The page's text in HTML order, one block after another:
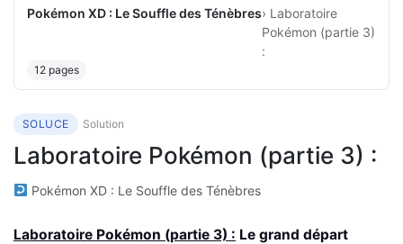
Pokémon XD : Le Souffle des Ténèbres› Laboratoire
Pokémon (partie 3)
:
12 pages
SOLUCE Solution
Laboratoire Pokémon (partie 3) :
Pokémon XD : Le Souffle des Ténèbres
Laboratoire Pokémon (partie 3) : Le grand départ